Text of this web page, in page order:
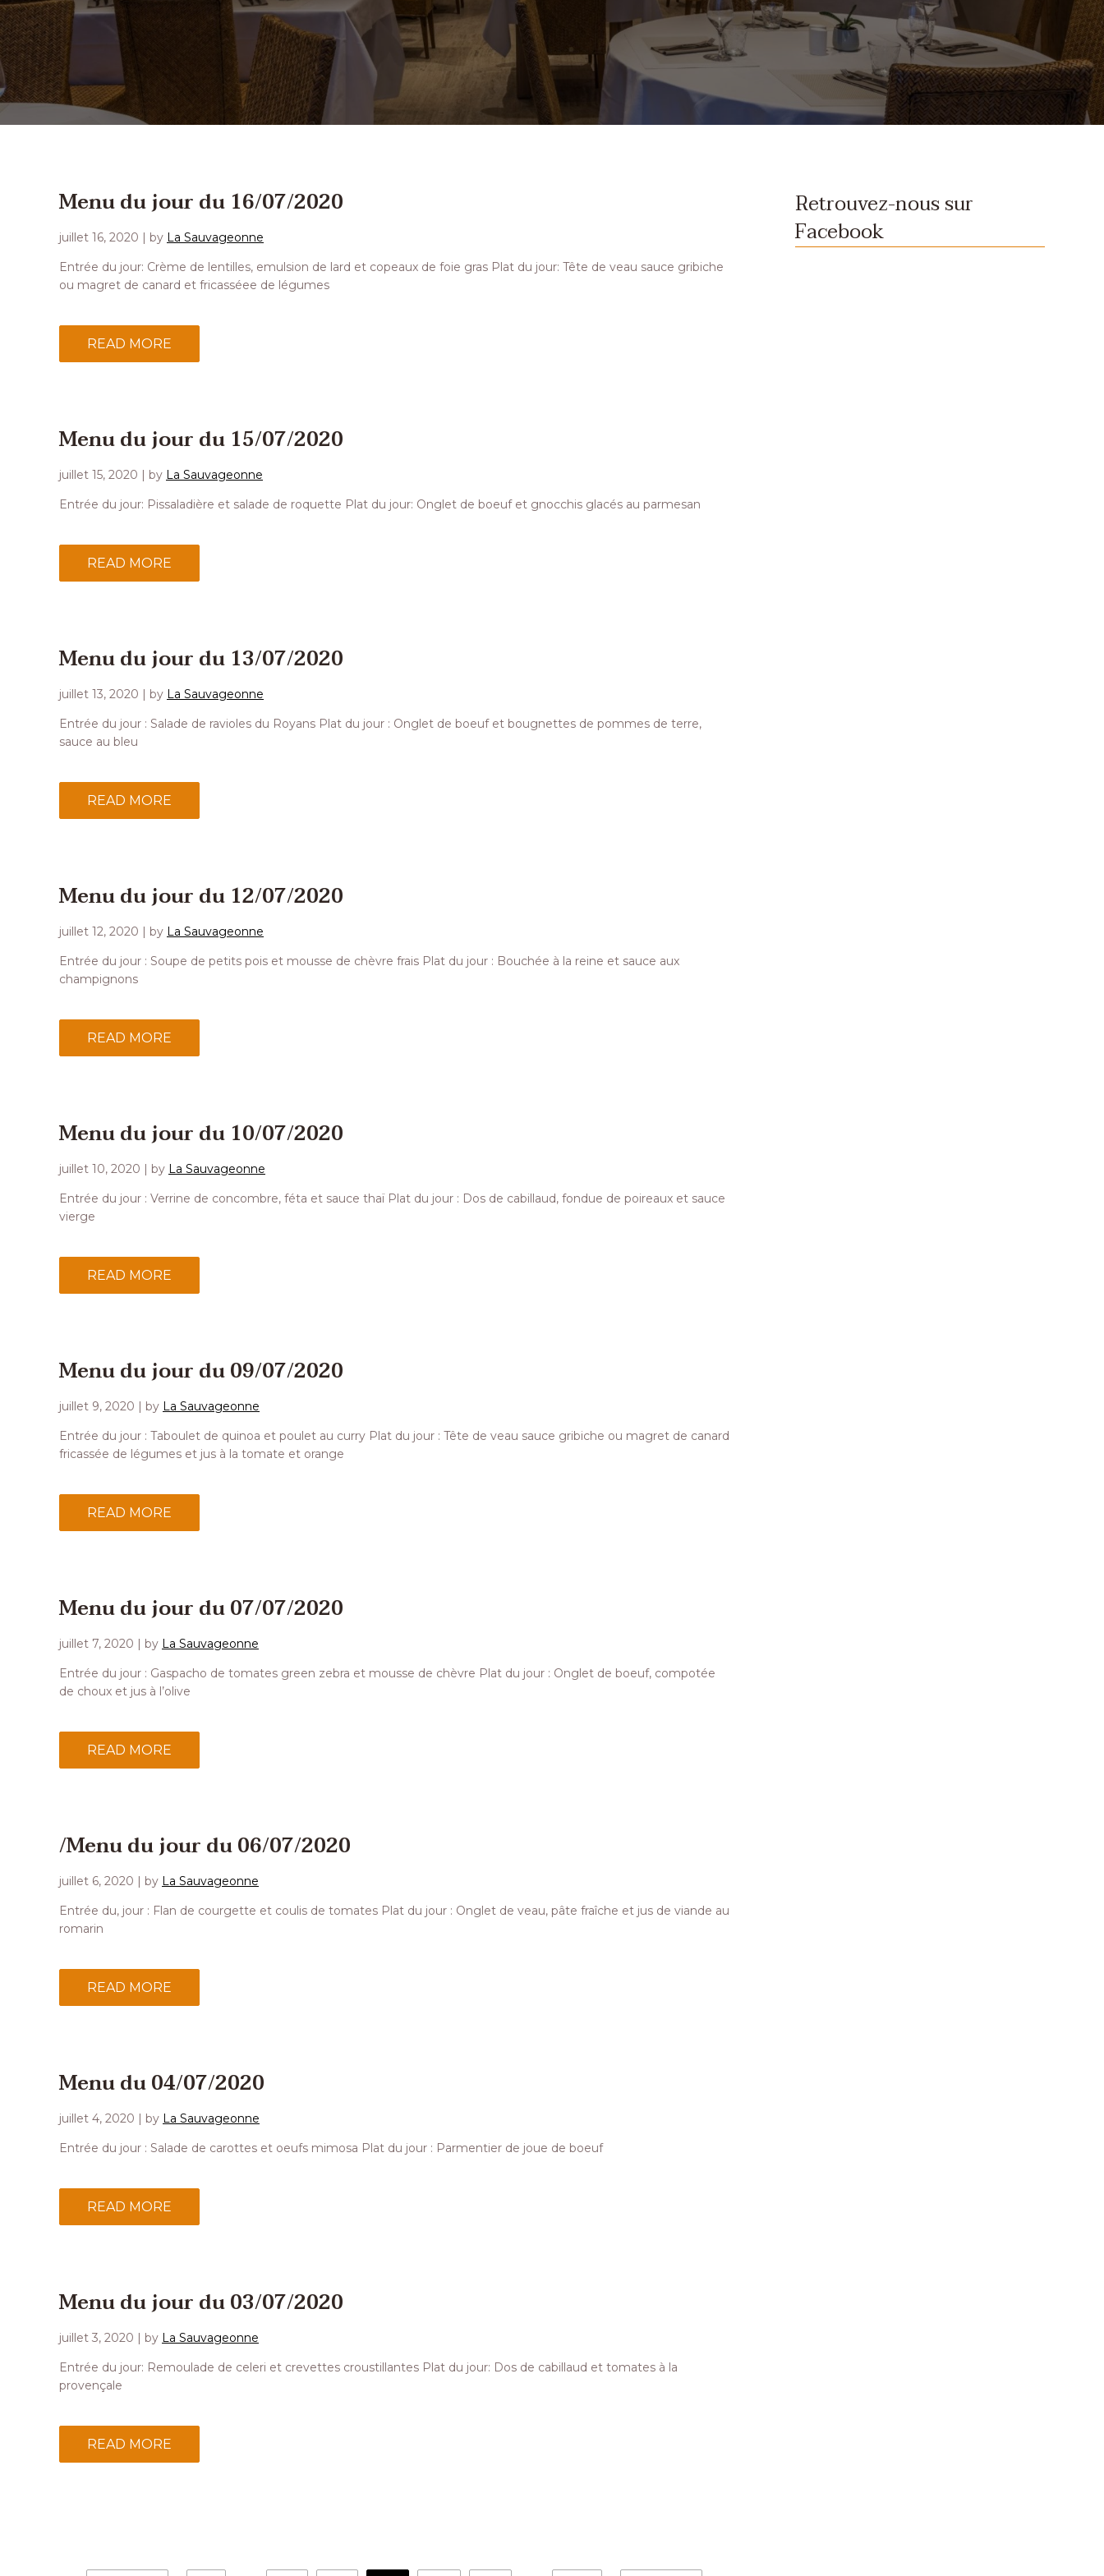
Menu du jour du 16/07/2020
juillet 16, 2020 | by La Sauvageonne
Entrée du jour: Crème de lentilles, emulsion de lard et copeaux de foie gras Plat du jour: Tête de veau sauce gribiche
ou magret de canard et fricasséee de légumes
READ MORE
Menu du jour du 15/07/2020
juillet 15, 2020 | by La Sauvageonne
Entrée du jour: Pissaladière et salade de roquette Plat du jour: Onglet de boeuf et gnocchis glacés au parmesan
READ MORE
Menu du jour du 13/07/2020
juillet 13, 2020 | by La Sauvageonne
Entrée du jour : Salade de ravioles du Royans Plat du jour : Onglet de boeuf et bougnettes de pommes de terre,
sauce au bleu
READ MORE
Menu du jour du 12/07/2020
juillet 12, 2020 | by La Sauvageonne
Entrée du jour : Soupe de petits pois et mousse de chèvre frais Plat du jour : Bouchée à la reine et sauce aux
champignons
READ MORE
Menu du jour du 10/07/2020
juillet 10, 2020 | by La Sauvageonne
Entrée du jour : Verrine de concombre, féta et sauce thaï Plat du jour : Dos de cabillaud, fondue de poireaux et sauce
vierge
READ MORE
Menu du jour du 09/07/2020
juillet 9, 2020 | by La Sauvageonne
Entrée du jour : Taboulet de quinoa et poulet au curry Plat du jour : Tête de veau sauce gribiche ou magret de canard
fricassée de légumes et jus à la tomate et orange
READ MORE
Menu du jour du 07/07/2020
juillet 7, 2020 | by La Sauvageonne
Entrée du jour : Gaspacho de tomates green zebra et mousse de chèvre Plat du jour : Onglet de boeuf, compotée
de choux et jus à l’olive
READ MORE
/Menu du jour du 06/07/2020
juillet 6, 2020 | by La Sauvageonne
Entrée du, jour : Flan de courgette et coulis de tomates Plat du jour : Onglet de veau, pâte fraîche et jus de viande au
romarin
READ MORE
Menu du 04/07/2020
juillet 4, 2020 | by La Sauvageonne
Entrée du jour : Salade de carottes et oeufs mimosa Plat du jour : Parmentier de joue de boeuf
READ MORE
Menu du jour du 03/07/2020
juillet 3, 2020 | by La Sauvageonne
Entrée du jour: Remoulade de celeri et crevettes croustillantes Plat du jour: Dos de cabillaud et tomates à la
provençale
READ MORE
Retrouvez-nous sur
Facebook